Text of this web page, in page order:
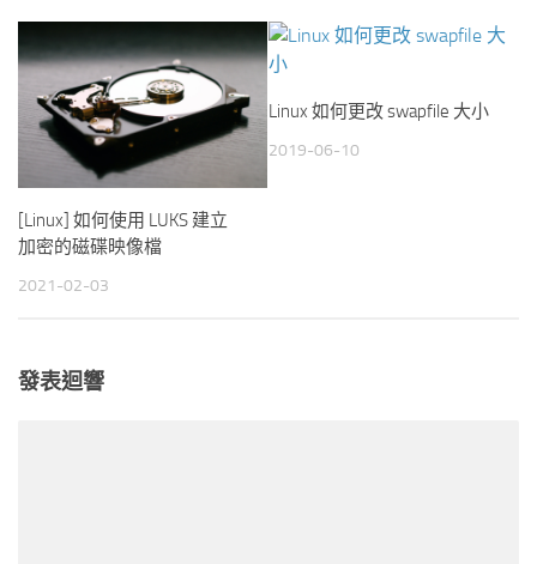
[Linux] 如何使用 LUKS 建立
加密的磁碟映像檔
2021-02-03
Linux 如何更改 swapfile 大小
2019-06-10
發表迴響